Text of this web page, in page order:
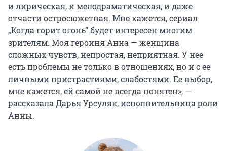
и лирическая, и мелодраматическая, и даже
отчасти остросюжетная. Мне кажется, сериал
„Когда горит огонь“ будет интересен многим
зрителям. Моя героиня Анна — женщина
сложных чувств, непростая, неприятная. У нее
есть проблемы не только в отношениях, но и с ее
личными пристрастиями, слабостями. Ее выбор,
мне кажется, ей самой не всегда понятен», —
рассказалаДарья Урсуляк, исполнительница роли
Анны.